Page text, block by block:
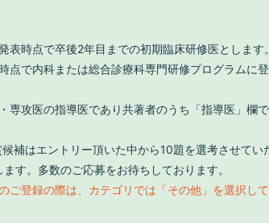
表時点で卒後2年目までの初期臨床研修医とします。
点で内科または総合診療科専門研修プログラムに
専攻医の指導医であり共著者のうち「指導医」欄
補はエントリー頂いた中から10題を選考させてい
す。多数のご応募をお待ちしております。
ご登録の際は、カテゴリでは「その他」を選択して